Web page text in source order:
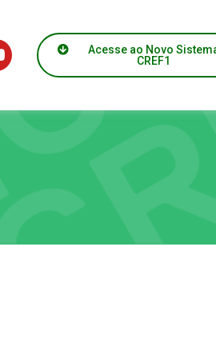
Acesse ao Novo
CREF1